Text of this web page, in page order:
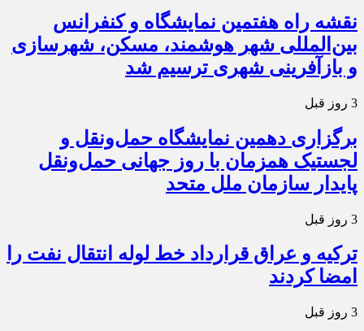
نقشه راه هفتمین نمایشگاه و کنفرانس
بین‌المللی شهر هوشمند، مسکن، شهرسازی
و بازآفرینی شهری ترسیم شد
3 روز قبل
برگزاری دهمین نمایشگاه حمل‌ونقل و
لجستیک همزمان با روز جهانی حمل‌ونقل
پایدار سازمان ملل متحد
3 روز قبل
ترکیه و عراق قرارداد خط لوله انتقال نفت را
امضا کردند
3 روز قبل